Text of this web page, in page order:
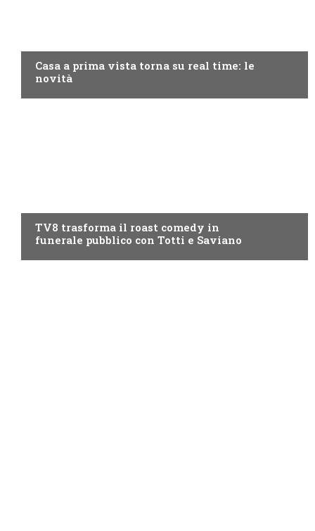
Casa a prima vista torna su real time: le
novità
TV8 trasforma il roast comedy in
funerale pubblico con Totti e Saviano